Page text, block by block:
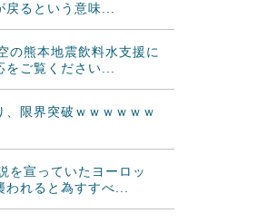
るという意味...
の熊本地震飲料水支援に
ご覧ください...
、限界突破ｗｗｗｗｗｗ
を宣っていたヨーロッ
れると為すすべ...